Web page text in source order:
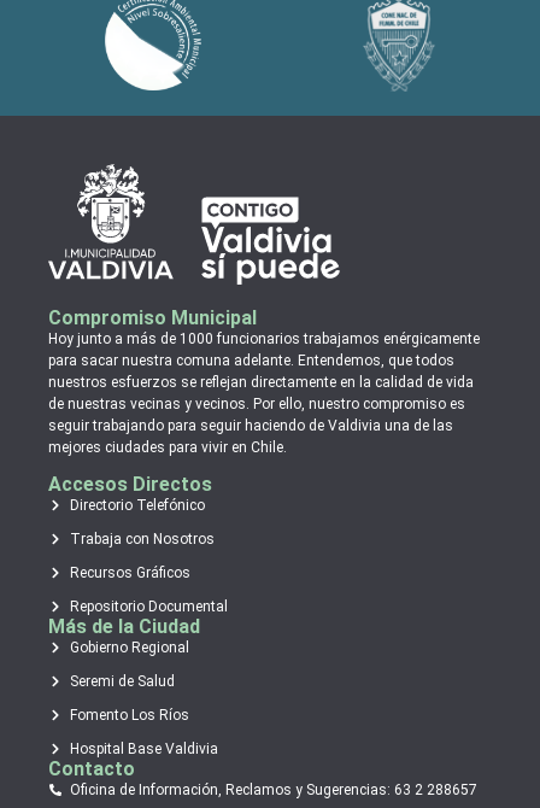
Compromiso Municipal
Hoy junto a más de 1000 funcionarios trabajamos enérgicamente
para sacar nuestra comuna adelante. Entendemos, que todos
nuestros esfuerzos se reflejan directamente en la calidad de vida
de nuestras vecinas y vecinos. Por ello, nuestro compromiso es
seguir trabajando para seguir haciendo de Valdivia una de las
mejores ciudades para vivir en Chile.
Accesos Directos
Directorio Telefónico
Trabaja con Nosotros
Recursos Gráficos
Repositorio Documental
Más de la Ciudad
Gobierno Regional
Seremi de Salud
Fomento Los Ríos
Hospital Base Valdivia
Contacto
Oficina de Información, Reclamos y Sugerencias: 63 2 288657